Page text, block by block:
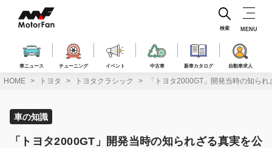
ス
車ニュース チューニング イベント 中古車 新車カタログ 自動車求人
検索 MENU
HOME トヨタ トヨタクラシック 「トヨタ2000GT」開発当時の知ら
車の知識
「トヨタ2000GT」開発当時の知られざる真実を公